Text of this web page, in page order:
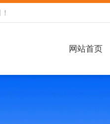
！
网站首页